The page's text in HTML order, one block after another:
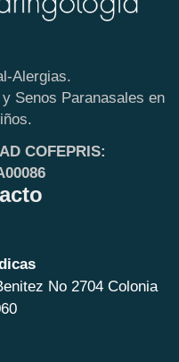
Alergias.
Senos Paranasales en
COFEPRIS:
No 2704 Colonia